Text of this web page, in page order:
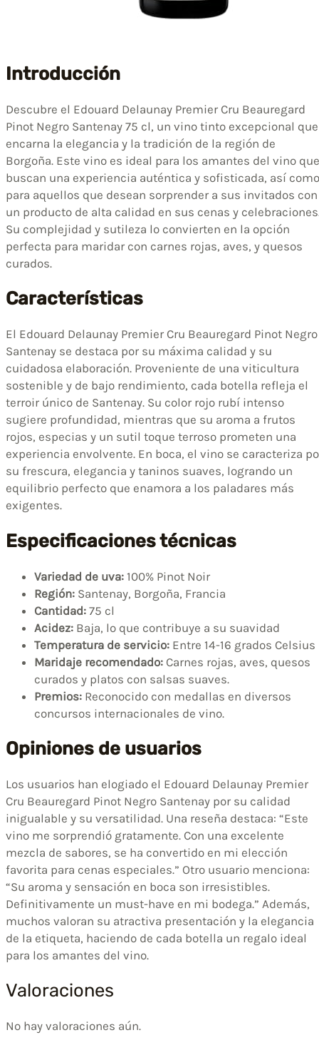
Introducción
Descubre el Edouard Delaunay Premier Cru Beauregard
Pinot Negro Santenay 75 cl, un vino tinto excepcional que
encarna la elegancia y la tradición de la región de
Borgoña. Este vino es ideal para los amantes del vino que
buscan una experiencia auténtica y sofisticada, así como
para aquellos que desean sorprender a sus invitados con
un producto de alta calidad en sus cenas y
Su complejidad y sutileza lo convierten en la opción
perfecta para maridar con carnes rojas, aves, y quesos
curados.
Características
El Edouard Delaunay Premier Cru Beauregard Pinot Negro
Santenay se destaca por su máxima calidad y su
cuidadosa elaboración. Proveniente de una viticultura
sostenible y de bajo rendimiento, cada botella refleja el
terroir único de Santenay. Su color rojo rubí intenso
sugiere profundidad, mientras que su aroma a frutos
rojos, especias y un sutil toque terroso prometen una
experiencia envolvente. En boca, el vino se caracteriza
su frescura, elegancia y taninos suaves, logrando un
equilibrio perfecto que enamora a los paladares más
exigentes.
Especificaciones técnicas
Variedad de uva: 100% Pinot Noir
Región: Santenay, Borgoña, Francia
Cantidad: 75 cl
Acidez: Baja, lo que contribuye a su suavidad
Temperatura de servicio: Entre 14-16 grados Celsius
Maridaje recomendado: Carnes rojas, aves, quesos
curados y platos con salsas suaves.
Premios: Reconocido con medallas en diversos
concursos internacionales de vino.
Opiniones de usuarios
Los usuarios han elogiado el Edouard Delaunay Premier
Cru Beauregard Pinot Negro Santenay por su calidad
inigualable y su versatilidad. Una reseña destaca: “Este
vino me sorprendió gratamente. Con una excelente
mezcla de sabores, se ha convertido en mi elección
favorita para cenas especiales.” Otro usuario menciona:
“Su aroma y sensación en boca son irresistibles.
Definitivamente un must-have en mi bodega.” Además,
muchos valoran su atractiva presentación y la elegancia
de la etiqueta, haciendo de cada botella un regalo ideal
para los amantes del vino.
Valoraciones
No hay valoraciones aún.